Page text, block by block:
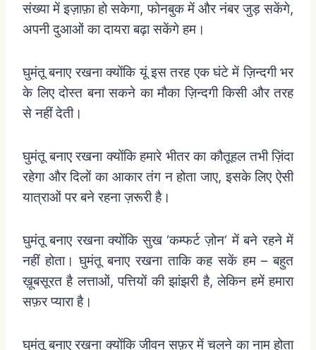
संख्या में इज़ाफ़ा हो सकेगा,फोनबुक में और नंबर जुड़ सकेंगे,
अपनी दुआओं का दायरा बढ़ा सकेंगे हम।
घुमंतू बनाए रखना क्योंकि यूं इस तरह एक घंटे में ज़िन्दगी भर
के लिए दोस्त बना सकने का मौका ज़िन्दगी किसी और तरह
से नहीं देती।
घुमंतू बनाए रखना क्योंकि हमारे भीतर का कौतूहल तभी ज़िंदा
रहेगा और दिलों का आकार तंग न होता जाए,इसके लिए ऐसी
यात्राओं पर बने रहना ज़रूरी है।
घुमंतू बनाए रखना क्योंकि सुख‘कम्फर्ट ज़ोन‘में बने रहने में
नहीं होता। घुमंतू बनाए रखना ताकि कह सकें हम–बहुत
ख़ूबसूरत है लत्ताओं,पत्तियों की झांझरी है,लेकिन हमें हमारा
सफ़र प्यारा है।
घुमंतू बनाए रखना क्योंकि जीवन सफ़र में चलने का नाम होता